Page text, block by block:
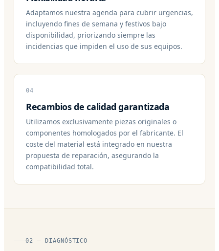
Adaptamos nuestra agenda para cubrir urgencias,
incluyendo fines de semana y festivos bajo
disponibilidad, priorizando siempre las
incidencias que impiden el uso de sus equipos.
04
Recambios de calidad garantizada
Utilizamos exclusivamente piezas originales o
componentes homologados por el fabricante. El
coste del material está integrado en nuestra
propuesta de reparación, asegurando la
compatibilidad total.
02 — DIAGNÓSTICO